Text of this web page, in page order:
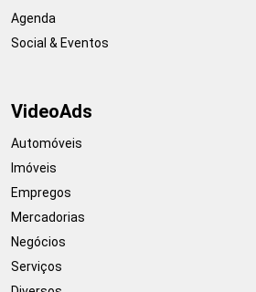
Agenda
Social & Eventos
VideoAds
Automóveis
Imóveis
Empregos
Mercadorias
Negócios
Serviços